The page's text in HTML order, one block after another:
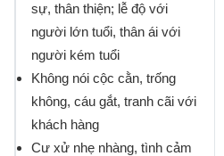
sự, thân thiện; lễ độ với
người lớn tuổi, thân ái với
người kém tuổi
Không nói cộc cằn, trống
không, cáu gắt, tranh cãi với
khách hàng
Cư xử nhẹ nhàng, tình cảm